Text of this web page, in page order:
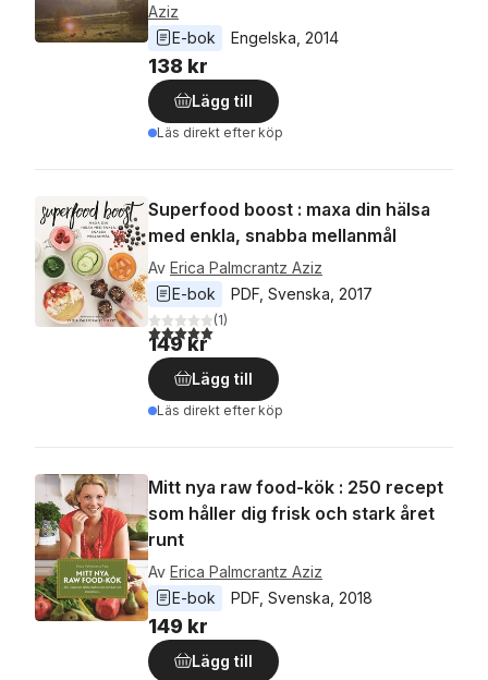
Aziz
E-bok
Engelska 2014
138 kr
Lägg till
Läs direkt efter köp
Superfood boost : maxa din hälsa
med enkla, snabba mellanmål
Av Erica Palmcrantz Aziz
E-bok
PDF Svenska 2017
5,0utav 5 stjärnor. Totalt antal röster:
(1)
149 kr
Lägg till
Läs direkt efter köp
Mitt nya raw food-kök : 250 recept
som håller dig frisk och stark året
runt
Av Erica Palmcrantz Aziz
E-bok
PDF Svenska 2018
149 kr
Lägg till